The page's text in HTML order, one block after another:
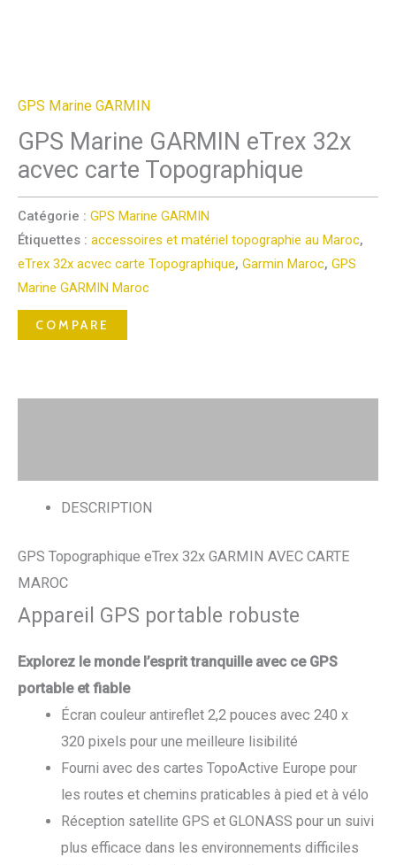
GPS Marine GARMIN
GPS Marine GARMIN eTrex 32x
acvec carte Topographique
Catégorie : GPS Marine GARMIN
Étiquettes : accessoires et matériel topographie au Maroc,
eTrex 32x acvec carte Topographique, Garmin Maroc, GPS
Marine GARMIN Maroc
COMPARE
DESCRIPTION
GPS Topographique eTrex 32x GARMIN AVEC CARTE
MAROC
Appareil GPS portable robuste
Explorez le monde l’esprit tranquille avec ce GPS
portable et fiable
Écran couleur antireflet 2,2 pouces avec 240 x
320 pixels pour une meilleure lisibilité
Fourni avec des cartes TopoActive Europe pour
les routes et chemins praticables à pied et à vélo
Réception satellite GPS et GLONASS pour un suivi
plus efficace dans les environnements difficiles